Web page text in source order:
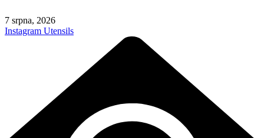
to
content
7 srpna, 2026
Instagram Utensils